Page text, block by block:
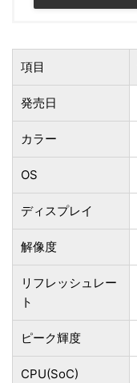
項目
発売日
カラー
OS
ディスプレイ
解像度
リフレッシュレー
ト
ピーク輝度
CPU(SoC)